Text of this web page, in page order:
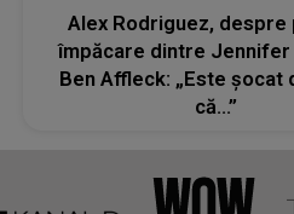
Alex Rodriguez, despre
împăcare dintre Jennifer
Ben Affleck: „Este șocat
că...”